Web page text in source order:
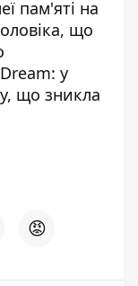
пам'яті на
що
у
що зникла
😡